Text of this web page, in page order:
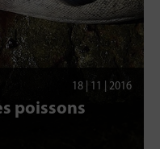
18 | 11 | 2016
poissons